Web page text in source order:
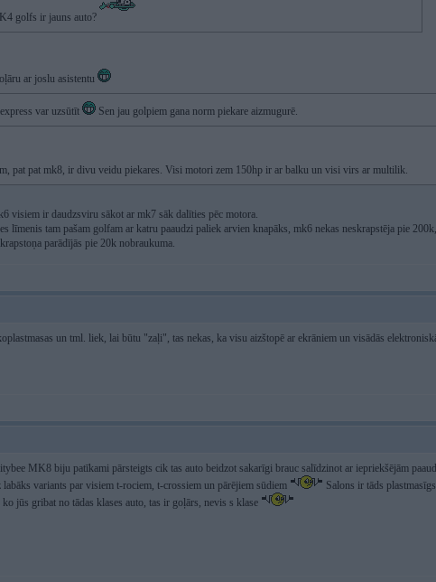
golfs ir jauns auto?
ar joslu asistentu
var uzsūtīt Sen jau golpiem gana norm piekare aizmugurē.
pat pat mk8, ir divu veidu piekares. Visi motori zem 150hp ir ar balku un visi virs ar multilik.
visiem ir daudzsviru sākot ar mk7 sāk dalīties pēc motora.
līmenis tam pašam golfam ar katru paaudzi paliek arvien knapāks, mk6 nekas neskrapstēja pie
parādījās pie 20k nobraukuma.
un tml. liek, lai būtu "zaļi", tas nekas, ka visu aizštopē ar ekrāniem un visādās
MK8 biju patīkami pārsteigts cik tas auto beidzot sakarīgi brauc salīdzinot ar iepriekšējām
labāks variants par visiem t-rociem, t-crossiem un pārējiem sūdiem
Salons ir tāds
jūs gribat no tādas klases auto, tas ir goļārs, nevis s klase